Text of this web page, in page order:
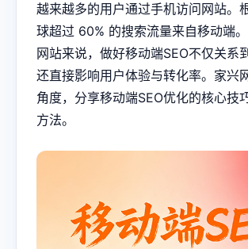
越来越多的用户通过手机访问网站。
球超过 60% 的搜索流量来自移动端
网站来说，做好移动端SEO不仅关系
还直接影响用户体验与转化率。家兴
角度，分享移动端SEO优化的核心技
方法。